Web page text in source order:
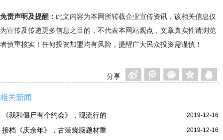
免责声明及提醒： 此文内容为本网所转载企业宣传资讯，该相关信息仅
为宣传及传递更多信息之目的，不代表本网站观点，文章真实性请浏览
者慎重核实！任何投资加盟均有风险，提醒广大民众投资需谨慎！
分享
相关新闻
2019-12-16
· 《我和僵尸有个约会》，现流行的
2019-12-16
·接档《庆余年》，古装烧脑题材重